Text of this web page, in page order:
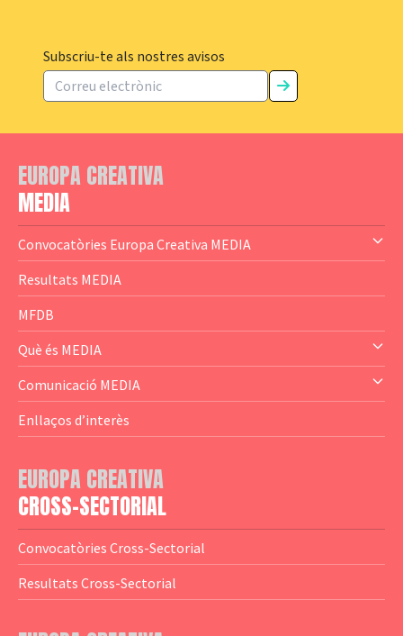
Subscriu-te als nostres avisos
EUROPA CREATIVA
MEDIA
Convocatòries Europa Creativa MEDIA
— Content Cluster
— Business Cluster
— Audience Cluster
— Altres
Resultats MEDIA
MFDB
Què és MEDIA
— El subprograma MEDIA
— Agència Executiva
— Logotips
Comunicació MEDIA
— Estrenes a Catalunya
— Notícies
— Publicacions
— Guies MEDIA
— Altres Guies
— Presentacions
Enllaços d’interès
EUROPA CREATIVA
CROSS-SECTORIAL
Convocatòries Cross-Sectorial
Resultats Cross-Sectorial